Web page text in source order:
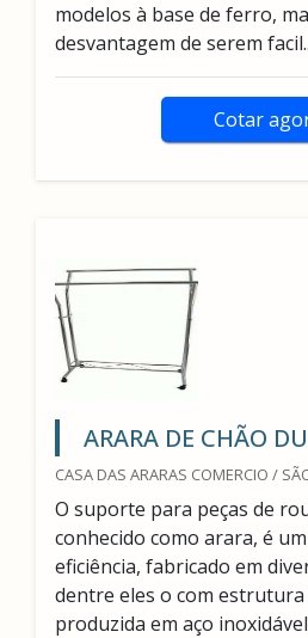
modelos à base de ferro,
desvantagem de serem
Cotar
ARARA DE CHÃO
CASA DAS ARARAS COMERCIO /
O suporte para peças de
conhecido como arara, é
eficiência, fabricado em
dentre eles o com estrutura
produzida em aço